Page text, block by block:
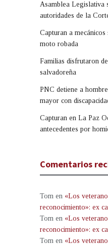
Asamblea Legislativa
autoridades de la
Capturan a
moto robada
Familias disfrutaron
salvadoreña
PNC detiene a
mayor con
Capturan en La Paz
antecedentes por
Comentarios
Tom en «Los
reconocimiento»: ex
Tom en «Los
reconocimiento»: ex
Tom en «Los